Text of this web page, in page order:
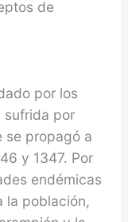
de
por los
sufrida por
se propagó a
y 1347. Por
endémicas
la población,